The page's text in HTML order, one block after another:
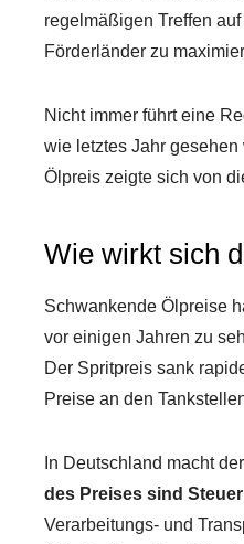
regelmäßigen Treffen
Förderländer zu
Nicht immer führt eine
wie letztes Jahr
Ölpreis zeigte sich von
Wie wirkt sich
Schwankende Ölpreise
vor einigen Jahren zu
Der Spritpreis sank
Preise an den
In Deutschland macht
des Preises sind
Verarbeitungs- und